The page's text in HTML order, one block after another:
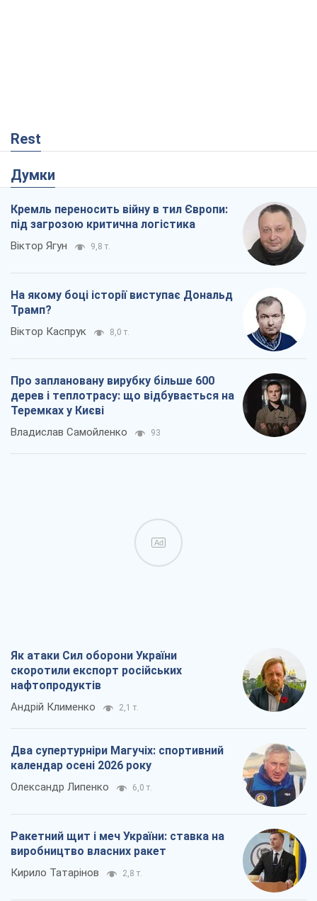
Rest
Думки
Кремль переносить війну в тил Європи:
під загрозою критична логістика
Віктор Ягун 9,8 т.
На якому боці історії виступає Дональд
Трамп?
Віктор Каспрук 8,0 т.
Про заплановану вирубку більше 600
дерев і теплотрасу: що відбувається на
Теремках у Києві
Владислав Самойленко 93
Ad
Як атаки Сил оборони України
скоротили експорт російських
нафтопродуктів
Андрій Клименко 2,1 т.
Два супертурніри Магучіх: спортивний
календар осені 2026 року
Олександр Липенко 6,0 т.
Ракетний щит і меч України: ставка на
виробництво власних ракет
Кирило Татарінов 2,8 т.